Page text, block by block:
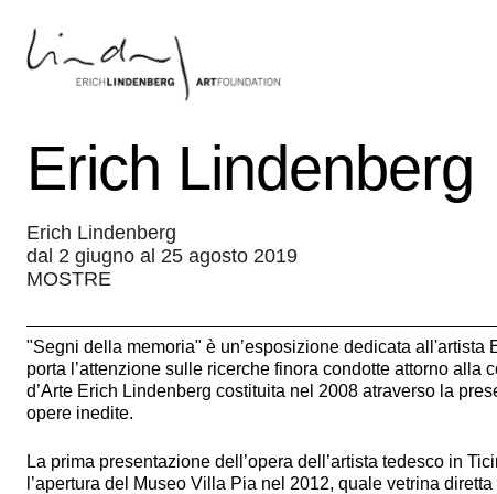
Erich Lindenberg
Erich Lindenberg
dal 2 giugno al 25 agosto 2019
MOSTRE
"Segni della memoria" è un’esposizione dedicata all'artista
porta l’attenzione sulle ricerche finora condotte attorno alla
d’Arte Erich Lindenberg costituita nel 2008 atraverso la
opere inedite.
La prima presentazione dell’opera dell’artista tedesco in
l’apertura del Museo Villa Pia nel 2012, quale vetrina